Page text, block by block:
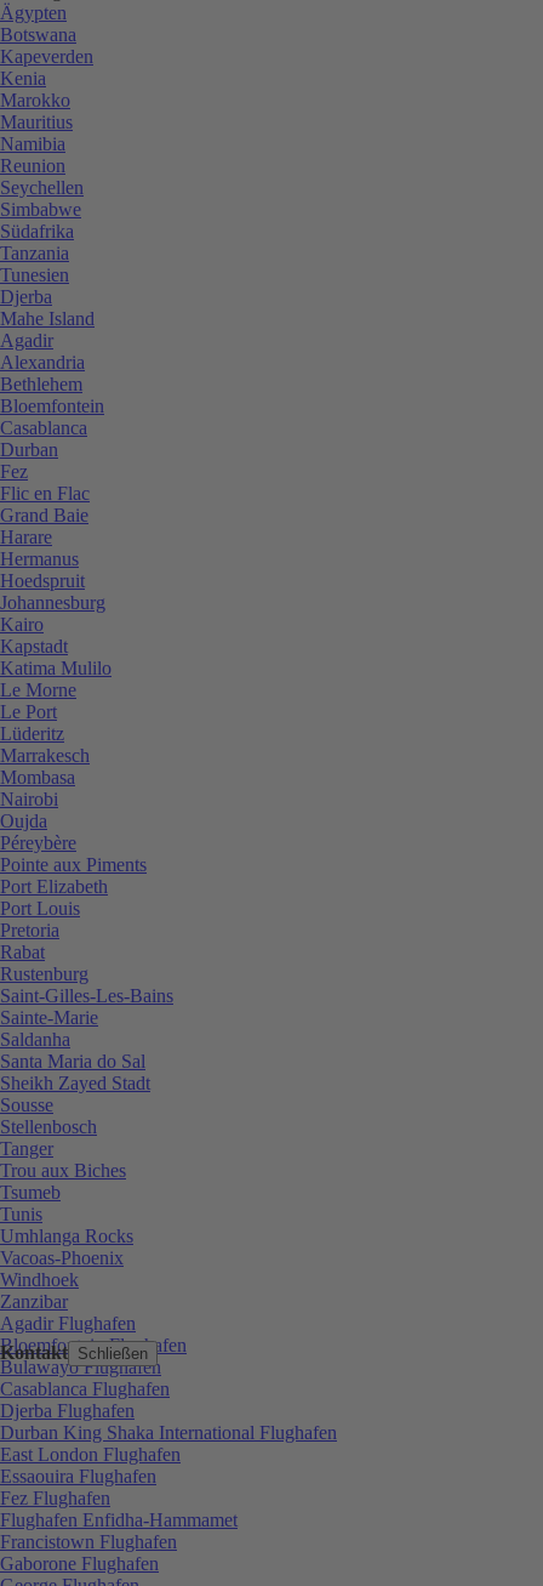
Kontakt Schließen
Ägypten
Botswana
Kapeverden
Kenia
Marokko
Mauritius
Namibia
Reunion
Seychellen
Simbabwe
Südafrika
Tanzania
Tunesien
Djerba
Mahe Island
Agadir
Alexandria
Bethlehem
Bloemfontein
Casablanca
Durban
Fez
Flic en Flac
Grand Baie
Harare
Hermanus
Hoedspruit
Johannesburg
Kairo
Kapstadt
Katima Mulilo
Le Morne
Le Port
Lüderitz
Marrakesch
Mombasa
Nairobi
Oujda
Péreybère
Pointe aux Piments
Port Elizabeth
Port Louis
Pretoria
Rabat
Rustenburg
Saint-Gilles-Les-Bains
Sainte-Marie
Saldanha
Santa Maria do Sal
Sheikh Zayed Stadt
Sousse
Stellenbosch
Tanger
Trou aux Biches
Tsumeb
Tunis
Umhlanga Rocks
Vacoas-Phoenix
Windhoek
Zanzibar
Agadir Flughafen
Bloemfontein Flughafen
Bulawayo Flughafen
Casablanca Flughafen
Djerba Flughafen
Durban King Shaka International Flughafen
East London Flughafen
Essaouira Flughafen
Fez Flughafen
Flughafen Enfidha-Hammamet
Francistown Flughafen
Gaborone Flughafen